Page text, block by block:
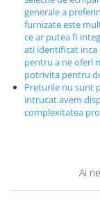
Foisoare si pergole
Rastel Biciclete
Banci
generale a
furnizate este
ce ar putea fi
ati identificat
pentru a ne oferi
potrivita pentru
Preturile nu sunt
intrucat avem
complexitatea
Ai